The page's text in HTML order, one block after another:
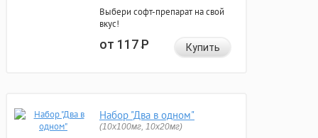
Выбери софт-препарат на свой
вкус!
от 117Р Купить
Набор "Два в одном"
(10x100мг, 10x20мг)